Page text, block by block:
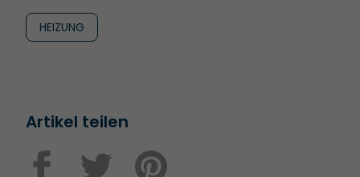
HEIZUNG
Artikel teilen